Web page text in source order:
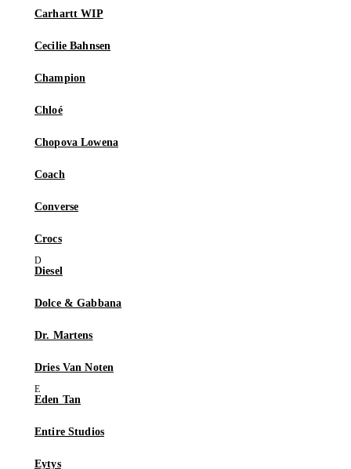
Carhartt WIP
Cecilie Bahnsen
Champion
Chloé
Chopova Lowena
Coach
Converse
Crocs
Diesel
Dolce & Gabbana
Dr. Martens
Dries Van Noten
Eden Tan
Entire Studios
Eytys